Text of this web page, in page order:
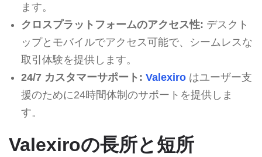
ます。
クロスプラットフォームのアクセス性: デスクト
ップとモバイルでアクセス可能で、シームレスな
取引体験を提供します。
24/7 カスタマーサポート: Valexiroはユーザー支
援のために24時間体制のサポートを提供しま
す。
Valexiroの長所と短所